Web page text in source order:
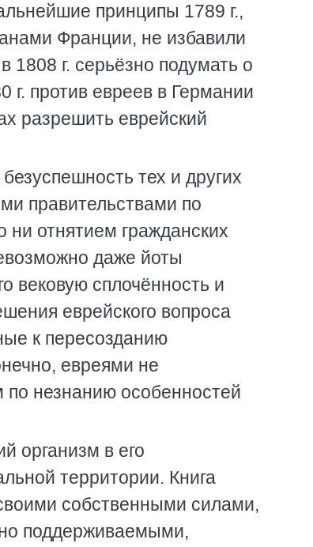
принципы 1789 г.,
Франции, не избавили
1808 г. серьёзно подумать о
против евреев в Германии
разрешить еврейский
тех и других
правительствами по
ни отнятием гражданских
даже йоты
вековую сплочённость и
еврейского вопроса
к пересозданию
евреями не
по незнанию особенностей
организм в его
территории. Книга
собственными силами,
поддерживаемыми,